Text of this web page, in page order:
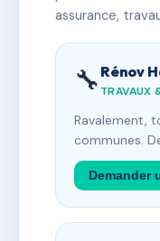
assurance,
🔧 Rénov
TRAVAUX
Ravalement,
communes.
Demander